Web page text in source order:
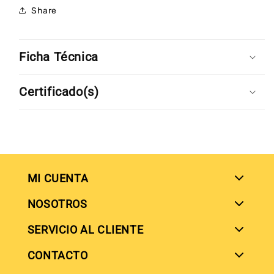
DEA
Share
Ficha Técnica
Certificado(s)
SIGUENOS EN
CONTACTO
SERVICIO AL CLIENTE
NOSOTROS
MI CUENTA